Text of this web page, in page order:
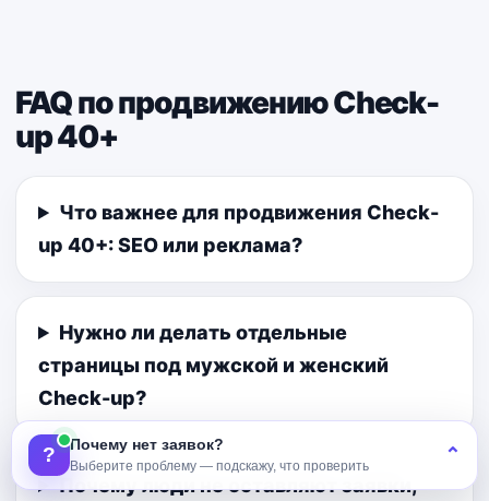
? Почему нет заявок?
Выберите проблему — подскажу, что проверить ⌃
FAQ по продвижению Check-
up 40+
Что важнее для продвижения Check-
up 40+: SEO или реклама?
Нужно ли делать отдельные
страницы под мужской и женский
Check-up?
Почему люди не оставляют заявки,